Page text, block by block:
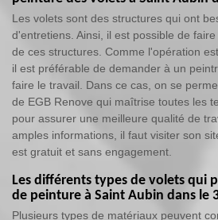
Les volets sont des structures qui ont
d'entretiens. Ainsi, il est possible de
de ces structures. Comme l'opération
il est préférable de demander à un
faire le travail. Dans ce cas, on se
de EGB Renove qui maîtrise toutes les
pour assurer une meilleure qualité de
amples informations, il faut visiter son
est gratuit et sans engagement.
Les différents types de volets qui
de peinture à Saint Aubin dans le
Plusieurs types de matériaux peuvent